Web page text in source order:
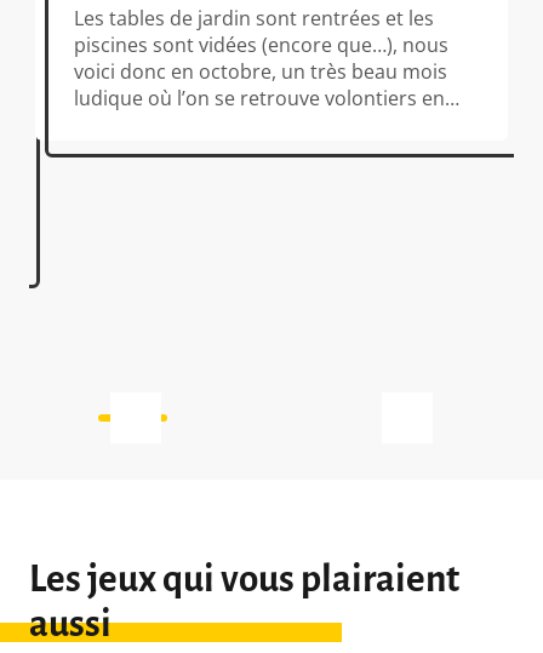
Les tables de jardin sont rentrées et les
piscines sont vidées (encore que…), nous
voici donc en octobre, un très beau mois
ludique où l’on se retrouve volontiers en
des jeux sur la grande table du salon.
Les jeux qui vous plairaient
aussi